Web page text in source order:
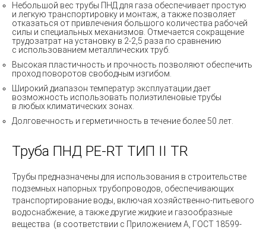
Небольшой вес трубы ПНД для газа обеспечивает простую
и легкую транспортировку и монтаж, а также позволяет
отказаться от привлечения большого количества рабочей
силы и специальных механизмов. Отмечается сокращение
трудозатрат на установку в 2-2,5 раза по сравнению
с использованием металлических труб.
Высокая пластичность и прочность позволяют обеспечить
проход поворотов свободным изгибом.
Широкий диапазон температур эксплуатации дает
возможность использовать полиэтиленовые трубы
в любых климатических зонах.
Долговечность и герметичность в течение более 50 лет.
Труба ПНД PE-RT ТИП II TR
Трубы предназначены для использования в строительстве
подземных напорных трубопроводов, обеспечивающих
транспортирование воды, включая хозяйственно-питьевого
водоснабжение, а также другие жидкие и газообразные
вещества (в соответствии с Приложением А, ГОСТ 18599-